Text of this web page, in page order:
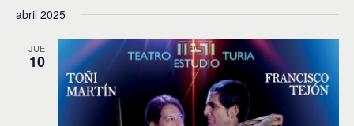
abril 2025
JUE
10